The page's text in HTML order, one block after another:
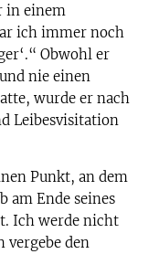
in einem
ich immer noch
Obwohl er
nie einen
wurde er nach
Leibesvisitation
Punkt, an dem
am Ende seines
Ich werde nicht
vergebe den